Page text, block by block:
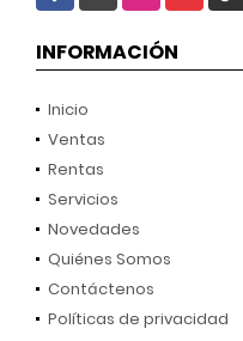
INFORMACIÓN
Inicio
Ventas
Rentas
Servicios
Novedades
Quiénes Somos
Contáctenos
Políticas de privacidad